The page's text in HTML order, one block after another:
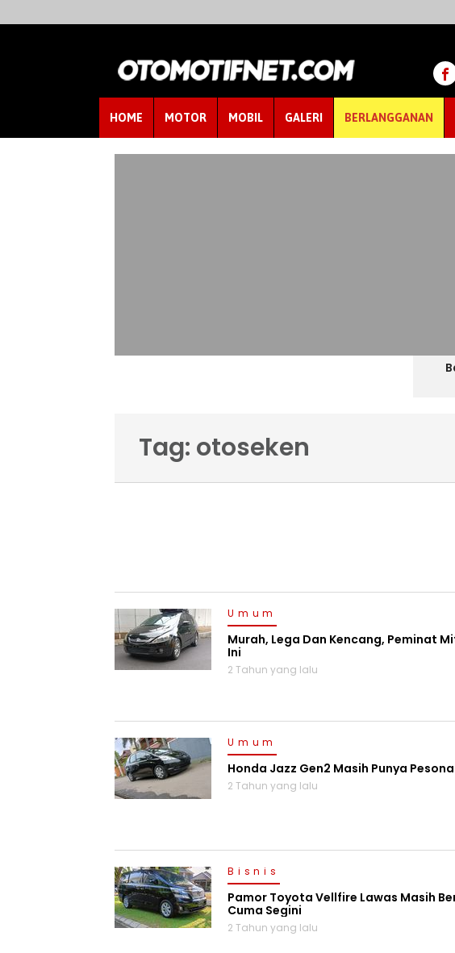
HOME MOTOR MOBIL GALERI BERLANGGANAN
Tag: otoseken
Umum
Murah, Lega Dan Kencang, Peminat
Ini
2 Tahun yang lalu
Umum
Honda Jazz Gen2 Masih Punya
2 Tahun yang lalu
Bisnis
Pamor Toyota Vellfire Lawas Masih
Cuma Segini
2 Tahun yang lalu